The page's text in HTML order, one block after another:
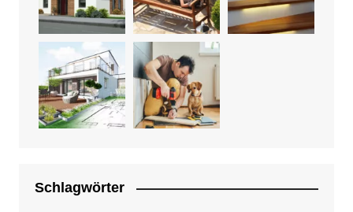
Schlagwörter